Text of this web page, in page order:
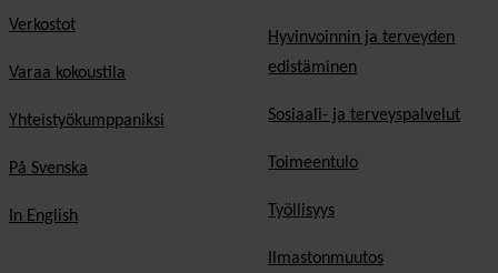
Verkostot
Varaa kokoustila
Yhteistyökumppaniksi
På Svenska
In English
Hyvinvoinnin ja terveyden
edistäminen
Sosiaali- ja terveyspalvelut
Toimeentulo
Työllisyys
Ilmastonmuutos